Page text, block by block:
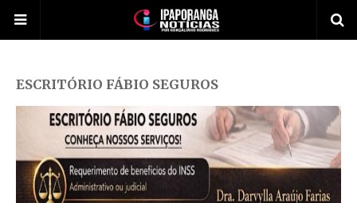
ESCRITÓRIO FÁBIO SEGUROS